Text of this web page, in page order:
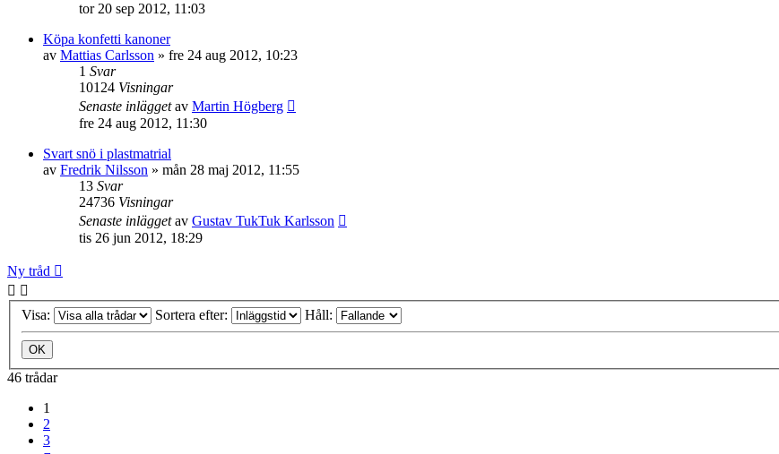
tor 20 sep 2012, 11:03
Köpa konfetti kanoner
av Mattias Carlsson » fre 24 aug 2012, 10:23
1 Svar
10124 Visningar
Senaste inläggetav Martin Högberg
fre 24 aug 2012, 11:30
Svart snö i plastmatrial
av Fredrik Nilsson » mån 28 maj 2012, 11:55
13 Svar
24736 Visningar
Senaste inläggetav Gustav TukTuk Karlsson
tis 26 jun 2012, 18:29
Ny tråd
Visa: Sortera efter: Håll:
46 trådar
1
2
3